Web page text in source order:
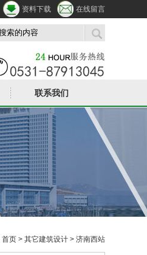
资料下载 在线留言
联系我们
首页 > 其它建筑设计 > 济南西站